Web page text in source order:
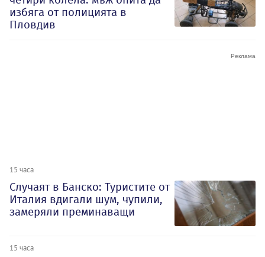
избяга от полицията в
Пловдив
15 часа
Случаят в Банско: Туристите от
Италия вдигали шум, чупили,
замеряли преминаващи
15 часа